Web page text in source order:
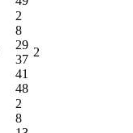
2
8
29
37
41
48
2
2
8